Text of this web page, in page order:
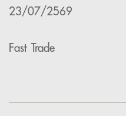
23/07/2569
Fast Trade